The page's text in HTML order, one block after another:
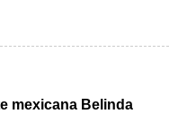
mexicana Belinda